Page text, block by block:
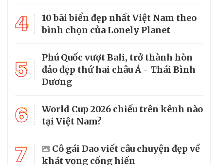
4
10 bãi biển đẹp nhất Việt Nam theo
bình chọn của Lonely Planet
5
Phú Quốc vượt Bali, trở thành hòn
đảo đẹp thứ hai châu Á - Thái Bình
Dương
6
World Cup 2026 chiếu trên kênh nào
tại Việt Nam?
7
Cô gái Dao viết câu chuyện đẹp về
khát vọng cống hiến